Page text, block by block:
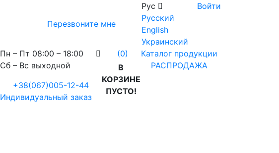
Перезвоните мне
Рус
Русский
English
Украинский
Войти
Пн – Пт 08:00 – 18:00
Сб – Вс выходной
+38(067)005-12-44
Индивидуальный заказ
(0)
В
КОРЗИНЕ
ПУСТО!
Каталог продукции
РАСПРОДАЖА